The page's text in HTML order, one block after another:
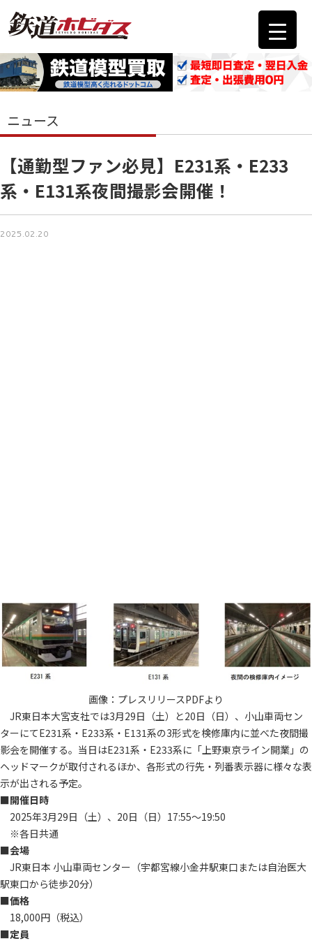
ニュース
【通勤型ファン必見】E231系・E233
系・E131系夜間撮影会開催！
2025.02.20
画像：プレスリリースPDFより
JR東日本大宮支社では3月29日（土）と20日（日）、小山車両セン
ターにてE231系・E233系・E131系の3形式を検修庫内に並べた夜間撮
影会を開催する。当日はE231系・E233系に「上野東京ライン開業」の
ヘッドマークが取付されるほか、各形式の行先・列番表示器に様々な表
示が出される予定。
■開催日時
2025年3月29日（土）、20日（日）17:55～19:50
※各日共通
■会場
JR東日本 小山車両センター（宇都宮線小金井駅東口または自治医大
駅東口から徒歩20分）
■価格
18,000円（税込）
■定員